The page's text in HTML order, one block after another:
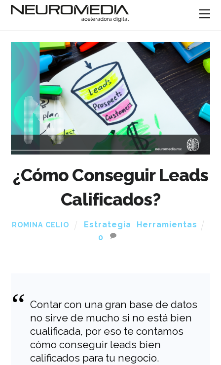
¿Cómo Conseguir Leads
Calificados?
ROMINA CELIO Estrategia
Herramientas
0
Contar con una gran base de datos
no sirve de mucho si no está bien
cualificada, por eso te contamos
cómo conseguir leads bien
calificados para tu negocio.